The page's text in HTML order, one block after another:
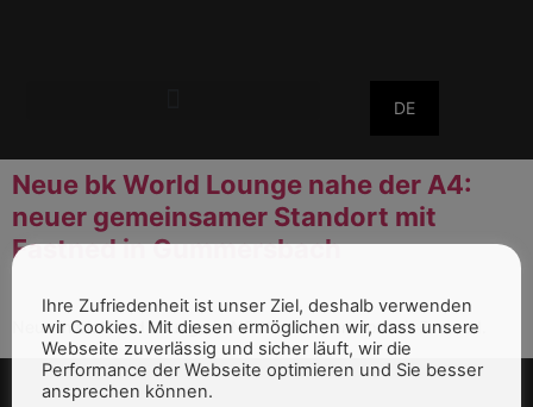
DE
Neue bk World Lounge nahe der A4:
neuer gemeinsamer Standort mit
Fastned in Gummersbach
Neue in bk World Lounge in NRW in Kooperation mit Fastned.
Ihre Zufriedenheit ist unser Ziel, deshalb verwenden
wir Cookies. Mit diesen ermöglichen wir, dass unsere
Webseite zuverlässig und sicher läuft, wir die
Performance der Webseite optimieren und Sie besser
ansprechen können.